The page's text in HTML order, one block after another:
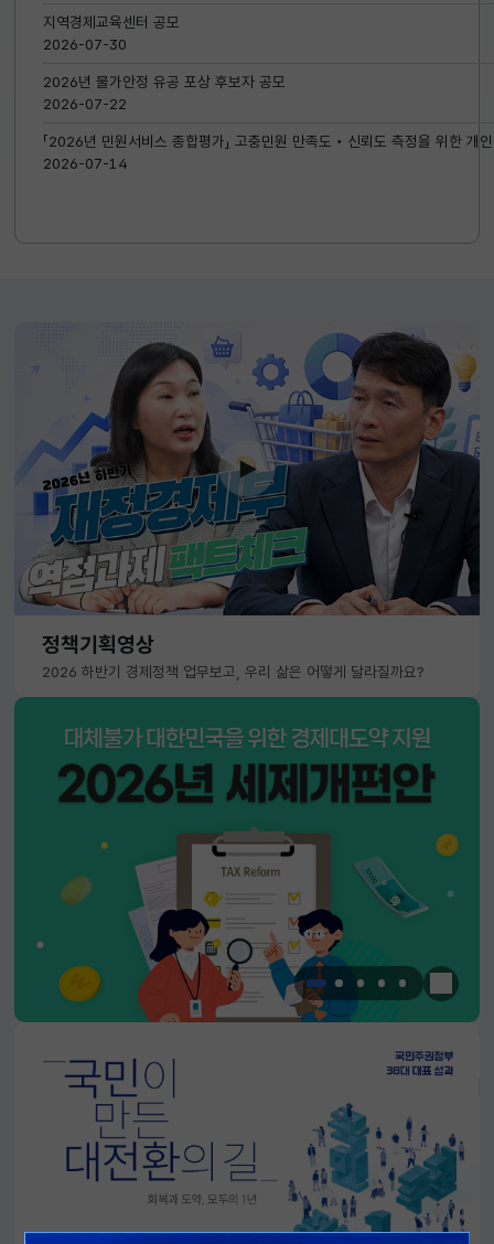
지역경제교육센터 공모
2026-07-30
2026년 물가안정 유공 포상 후보자 공모
2026-07-22
「2026년 민원서비스 종합평가」 고충민원 만족도‧신뢰도 측정을 위한 개
2026-07-14
정책기획영상
2026 하반기 경제정책 업무보고, 우리 삶은 어떻게 달라질까요?
한눈에